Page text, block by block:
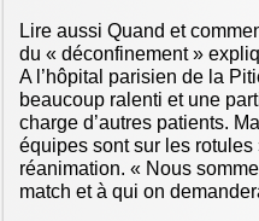
Lire aussi Quand et
du « déconfinement »
A l’hôpital parisien de la
beaucoup ralenti et une
charge d’autres patients.
équipes sont sur les
réanimation. « Nous
match et à qui on